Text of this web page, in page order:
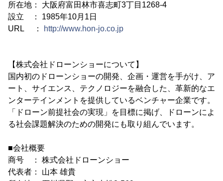
所在地： 大阪府富田林市喜志町3丁目1268-4
設立 ： 1985年10月1日
URL ：
http://www.hon-jo.co.jp
【株式会社ドローンショーについて】
国内初のドローンショーの開発、企画・運営を手がけ、ア
ート、サイエンス、テクノロジーを融合した、革新的なエ
ンターテインメントを提供しているベンチャー企業です。
「ドローン前提社会の実現」を目標に掲げ、ドローンによ
る社会課題解決のための開発にも取り組んでいます。
■会社概要
商号 ： 株式会社ドローンショー
代表者： 山本 雄貴